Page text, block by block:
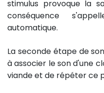
stimulus provoque la
conséquence
automatique.
La seconde étape de
à associer le son d'une
viande et de répéter ce